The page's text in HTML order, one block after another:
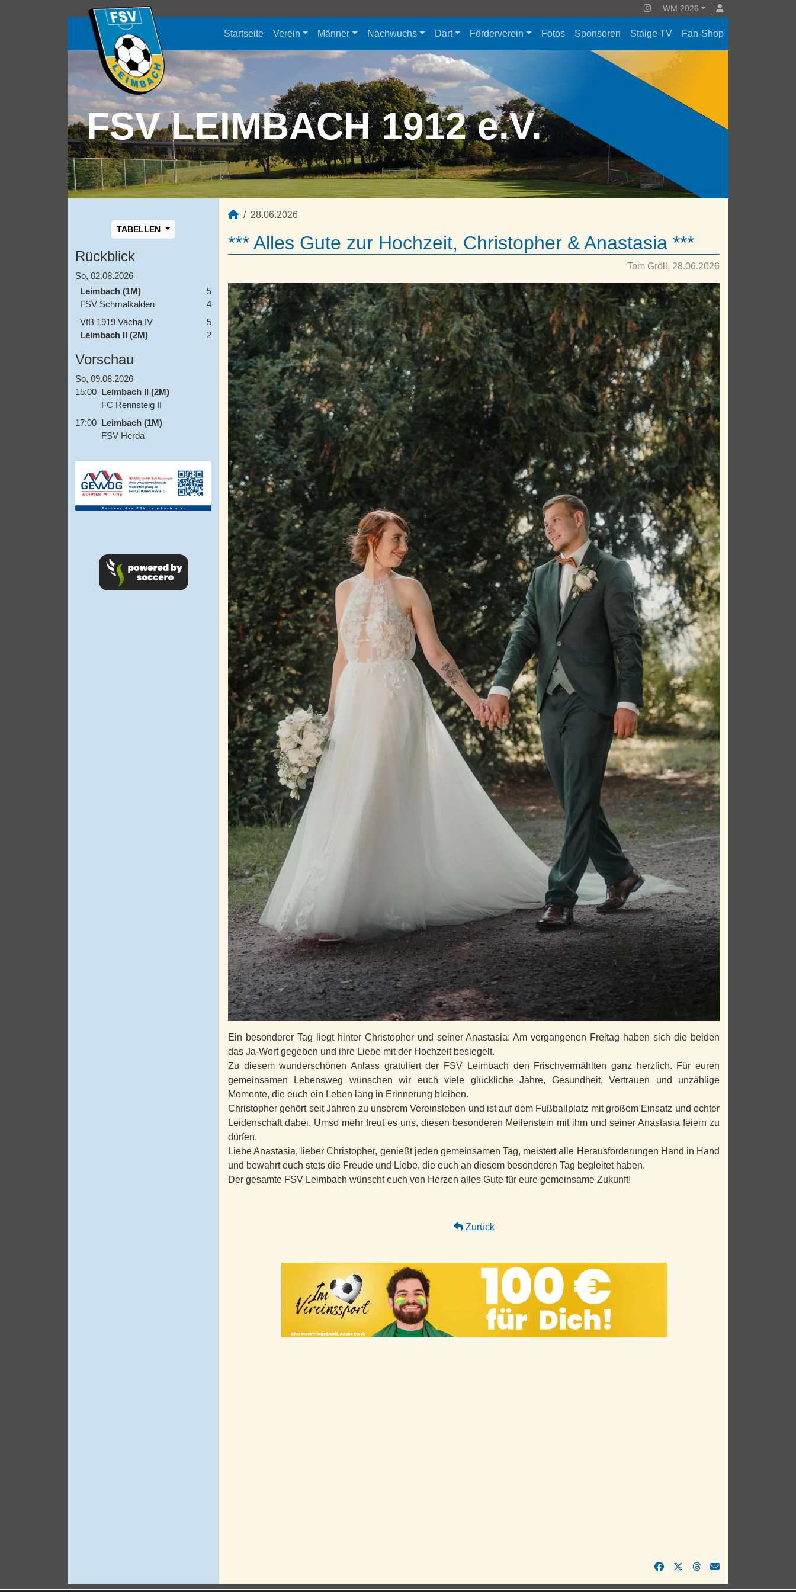
WM 2026
Startseite Verein Männer Nachwuchs Dart Förderverein Fotos Sponsoren Staige TV Fan-Shop
FSV LEIMBACH 1912 e.V.
TABELLEN
Rückblick
So, 02.08.2026
Leimbach (1M)
5
FSV Schmalkalden
4
VfB 1919 Vacha IV
5
Leimbach II (2M)
2
Vorschau
So, 09.08.2026
15:00 Leimbach II (2M)
FC Rennsteig II
17:00 Leimbach (1M)
FSV Herda
28.06.2026
*** Alles Gute zur Hochzeit, Christopher & Anastasia ***
Tom Gröll, 28.06.2026
Ein besonderer Tag liegt hinter Christopher und seiner Anastasia: Am vergangenen Freitag haben sich die beiden
das Ja-Wort gegeben und ihre Liebe mit der Hochzeit besiegelt.
Zu diesem wunderschönen Anlass gratuliert der FSV Leimbach den Frischvermählten ganz herzlich. Für euren
gemeinsamen Lebensweg wünschen wir euch viele glückliche Jahre, Gesundheit, Vertrauen und unzählige
Momente, die euch ein Leben lang in Erinnerung bleiben.
Christopher gehört seit Jahren zu unserem Vereinsleben und ist auf dem Fußballplatz mit großem Einsatz und echter
Leidenschaft dabei. Umso mehr freut es uns, diesen besonderen Meilenstein mit ihm und seiner Anastasia feiern zu
dürfen.
Liebe Anastasia, lieber Christopher, genießt jeden gemeinsamen Tag, meistert alle Herausforderungen Hand in Hand
und bewahrt euch stets die Freude und Liebe, die euch an diesem besonderen Tag begleitet haben.
Der gesamte FSV Leimbach wünscht euch von Herzen alles Gute für eure gemeinsame Zukunft!
Zurück